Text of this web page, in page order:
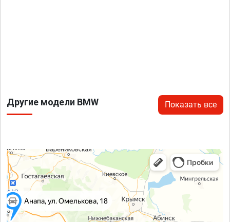
Другие модели BMW Показать все